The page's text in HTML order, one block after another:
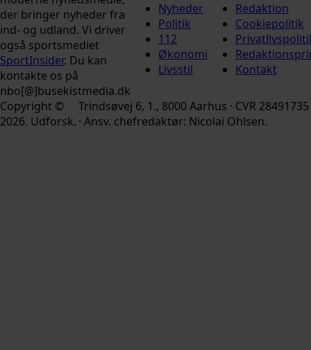
der bringer nyheder fra
ind- og udland. Vi driver
også sportsmediet
SportInsider. Du kan
kontakte os på
nbo[@]busekistmedia.dk
Nyheder
Politik
112
Økonomi
Livsstil
Redaktion
Cookiepolitik
Kontakt
Copyright ©
2026. Udforsk.
Trindsøvej 6, 1., 8000 Aarhus · CVR 28491735
· Ansv. chefredaktør: Nicolai Ohlsen.